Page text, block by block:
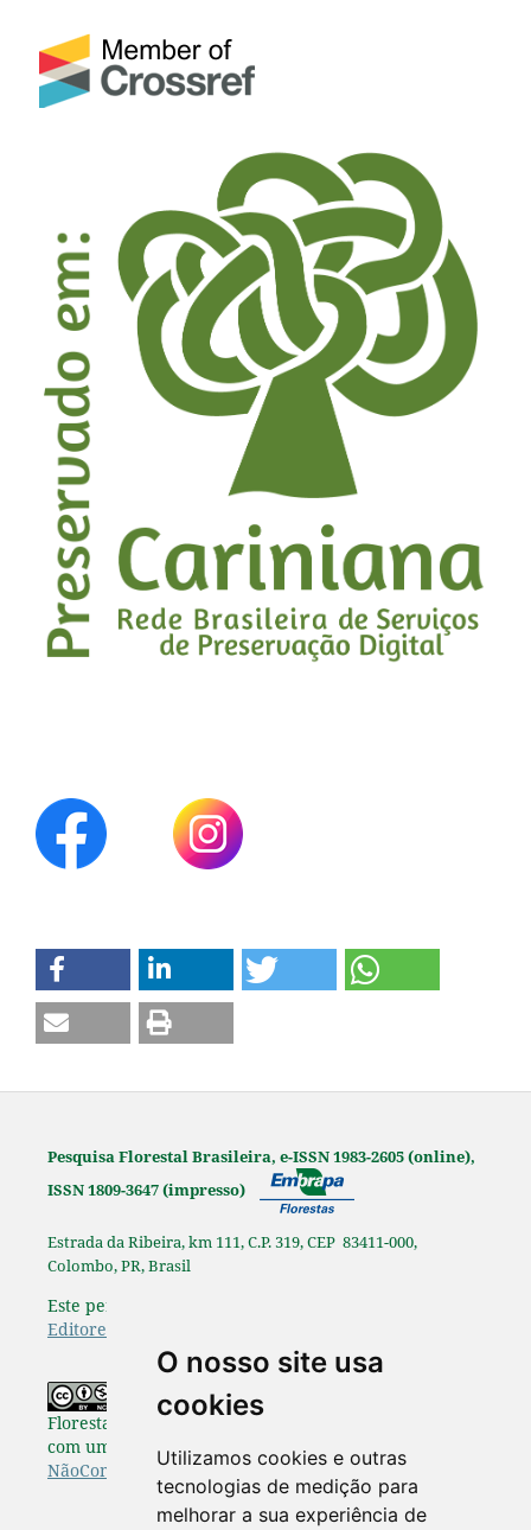
O nosso site usa
cookies
Utilizamos cookies e outras
tecnologias de medição para
melhorar a sua experiência de
Pesquisa Florestal Brasileira, e-ISSN 1983-2605 (online),
ISSN 1809-3647 (impresso)
Estrada da Ribeira, km 111, C.P. 319, CEP 83411-000,
Colombo, PR, Brasil
Este periódico é afiliado à
Editores Científicos
Os originais publicados na Pesquisa
Florestal Brasileira estão disponibilizados de acordo
com uma Licença Creative Commons Atribuição-
NãoComercial-SemDerivações 4.0 Internacional